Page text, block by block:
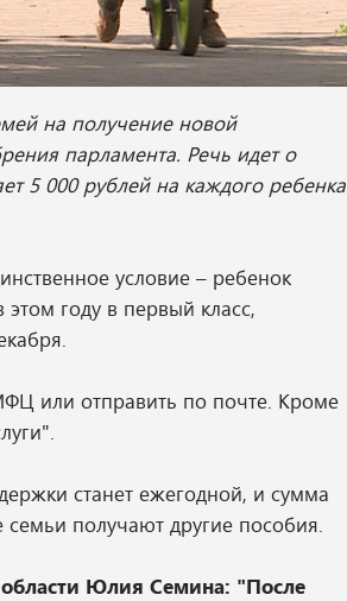
на получение новой
парламента. Речь идет о
5 000 рублей на каждого ребенка
условие – ребенок
году в первый класс,
или отправить по почте. Кроме
станет ежегодной, и сумма
семьи получают другие пособия.
Юлия Семина: "После